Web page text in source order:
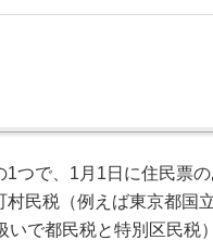
つで、1月1日に住民票
村民税（例えば東京都国
いで都民税と特別区民税